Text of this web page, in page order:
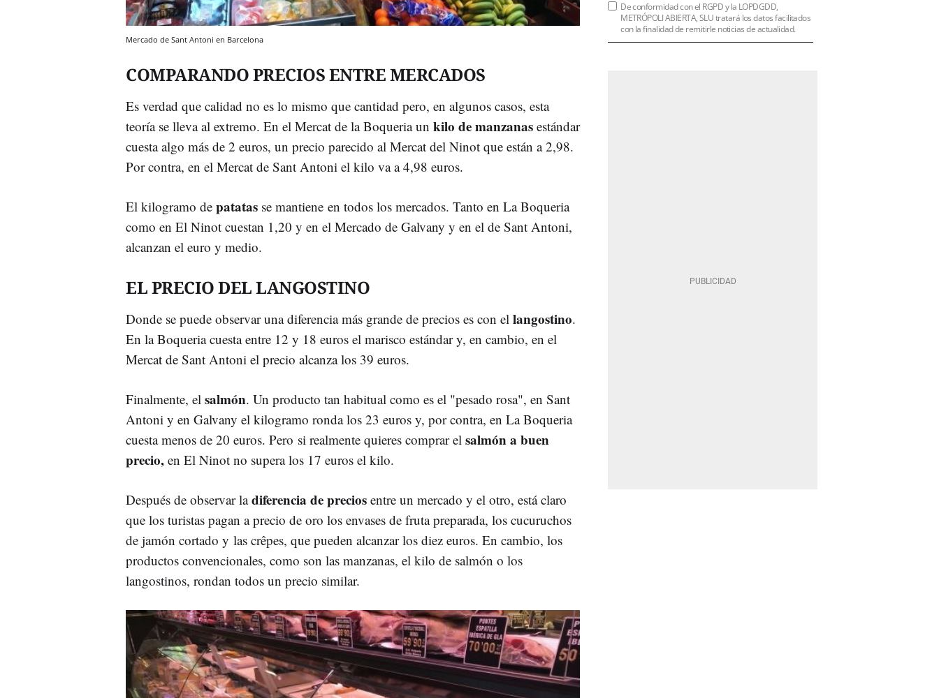
Mercado de Sant Antoni en Barcelona
COMPARANDO PRECIOS ENTRE MERCADOS
Es verdad que calidad no es lo mismo que cantidad pero, en algunos casos, esta
teoría se lleva al extremo. En el Mercat de la Boqueria un kilo de manzanas estándar
cuesta algo más de 2 euros, un precio parecido al Mercat del Ninot que están a 2,98.
Por contra, en el Mercat de Sant Antoni el kilo va a 4,98 euros.
El kilogramo de patatas se mantiene en todos los mercados. Tanto en La Boqueria
como en El Ninot cuestan 1,20 y en el Mercado de Galvany y en el de Sant Antoni,
alcanzan el euro y medio.
EL PRECIO DEL LANGOSTINO
Donde se puede observar una diferencia más grande de precios es con el langostino.
En la Boqueria cuesta entre 12 y 18 euros el marisco estándar y, en cambio, en el
Mercat de Sant Antoni el precio alcanza los 39 euros.
Finalmente, el salmón. Un producto tan habitual como es el "pesado rosa", en Sant
Antoni y en Galvany el kilogramo ronda los 23 euros y, por contra, en La Boqueria
cuesta menos de 20 euros. Pero si realmente quieres comprar el salmón a buen
precio, en El Ninot no supera los 17 euros el kilo.
Después de observar ladiferencia de precios entre un mercado y el otro, está claro
que los turistas pagan a precio de oro los envases de fruta preparada, los cucuruchos
de jamón cortado y las crêpes, que pueden alcanzar los diez euros. En cambio, los
productos convencionales, como son las manzanas, el kilo de salmón o los
langostinos, rondan todos un precio similar.
De conformidad con el RGPD y la LOPDGDD,
METRÓPOLI ABIERTA, SLU tratará los datos facilitados
con la finalidad de remitirle noticias de actualidad.